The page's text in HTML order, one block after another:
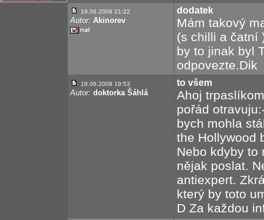
19.06.2008 21:22
Autor: Akinorev
dodatek
Mám takový
(s chilli a čatní
by to jinak byl
odpovezte.Dik
18.06.2008 19:53
Autor: doktorka Šáhlá
to všem
Ahoj
pořád
bych mohla
the Hollywood
Nebo kdyby to
nějak poslat.
antiexpert.
který by toto
D Za každou